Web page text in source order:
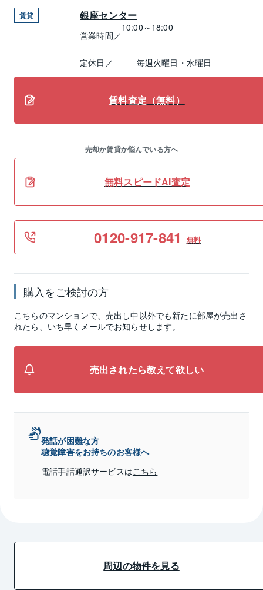
賃貸 銀座センター
営業時間／
10:00～18:00
定休日／ 毎週火曜日・水曜日
賃料査定（無料）
売却か賃貸か悩んでいる方へ
無料スピードAI査定
0120-917-841 無料
購入をご検討の方
こちらのマンションで、売出し中以外でも新たに部屋が売出さ
れたら、いち早くメールでお知らせします。
売出されたら教えて欲しい
発話が困難な方
聴覚障害をお持ちのお客様へ
電話手話通訳サービスはこちら
周辺の物件を見る